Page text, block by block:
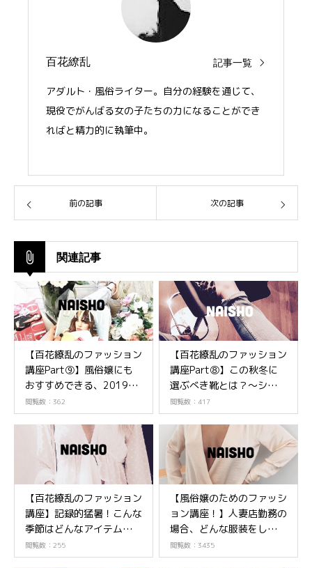
百花繚乱 記事一覧
アダルト・風俗ライター。自分の経験を通じて、
現役でがんばる女の子たちの力になることができ
ればと精力的に執筆中。
前の記事 次の記事
関連記事
【百花繚乱のファッション
講座Part⑨】風俗嬢にも
おすすめできる、2019年
春夏のトレンドアイテム
は？
閲覧数：362
【百花繚乱のファッション
講座Part⑧】この秋冬に
選ぶべき靴とは？～シュー
ズ編～
閲覧数：417
【百花繚乱のファッション
講座】記録的猛暑！こんな
季節はどんなアイテムがい
い？～真夏編～
閲覧数：255
【風俗嬢のためのファッシ
ョン講座！】人妻店勤務の
場合、どんな服装をしたら
いいの？
閲覧数：3435